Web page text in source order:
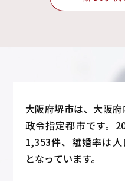
大阪府堺市は、大阪
政令指定都市です。
1,353件、離婚率は
となっています。